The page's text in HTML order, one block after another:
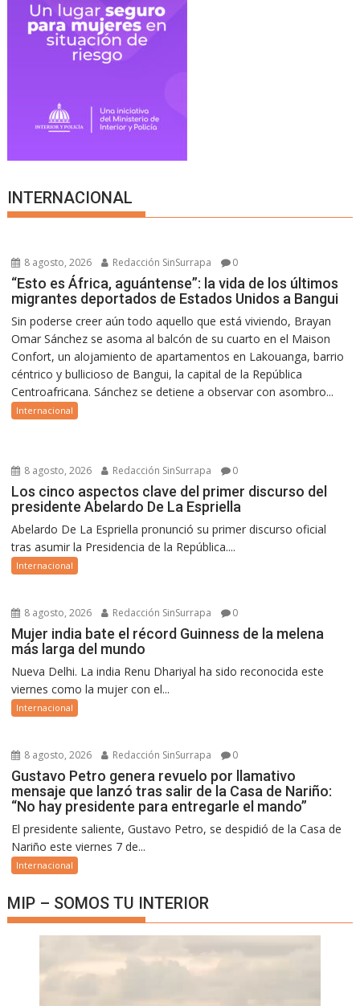
INTERNACIONAL
8 agosto, 2026 Redacción SinSurrapa 0
“Esto es África, aguántense”: la vida de los últimos
migrantes deportados de Estados Unidos a Bangui
Sin poderse creer aún todo aquello que está viviendo, Brayan
Omar Sánchez se asoma al balcón de su cuarto en el Maison
Confort, un alojamiento de apartamentos en Lakouanga, barrio
céntrico y bullicioso de Bangui, la capital de la República
Centroafricana. Sánchez se detiene a observar con asombro...
Internacional
8 agosto, 2026 Redacción SinSurrapa 0
Los cinco aspectos clave del primer discurso del
presidente Abelardo De La Espriella
Abelardo De La Espriella pronunció su primer discurso oficial
tras asumir la Presidencia de la República....
Internacional
8 agosto, 2026 Redacción SinSurrapa 0
Mujer india bate el récord Guinness de la melena
más larga del mundo
Nueva Delhi. La india Renu Dhariyal ha sido reconocida este
viernes como la mujer con el...
Internacional
8 agosto, 2026 Redacción SinSurrapa 0
Gustavo Petro genera revuelo por llamativo
mensaje que lanzó tras salir de la Casa de Nariño:
“No hay presidente para entregarle el mando”
El presidente saliente, Gustavo Petro, se despidió de la Casa de
Nariño este viernes 7 de...
Internacional
MIP – SOMOS TU INTERIOR